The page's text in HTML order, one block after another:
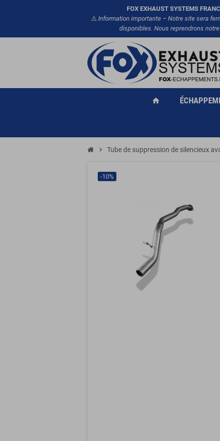
FOX EXHAUST SYSTEMS
⚠️ Information importante – Notre site sera
disponibles. Nous reprendrons
home
chevron_right Tube de suppression de silencieux
-10%